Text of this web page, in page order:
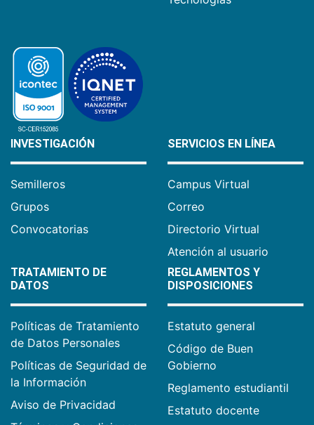
INVESTIGACIÓN
Semilleros
Grupos
Convocatorias
SERVICIOS EN LÍNEA
Campus Virtual
Correo
Directorio Virtual
Atención al usuario
TRATAMIENTO DE
DATOS
Políticas de Tratamiento
de Datos Personales
Políticas de Seguridad de
la Información
Aviso de Privacidad
REGLAMENTOS Y
DISPOSICIONES
Estatuto general
Código de Buen
Gobierno
Reglamento estudiantil
Estatuto docente